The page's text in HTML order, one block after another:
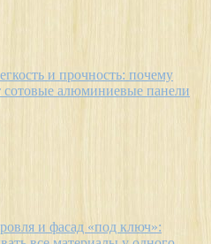
и прочность: почему
алюминиевые панели
и фасад «под ключ»: